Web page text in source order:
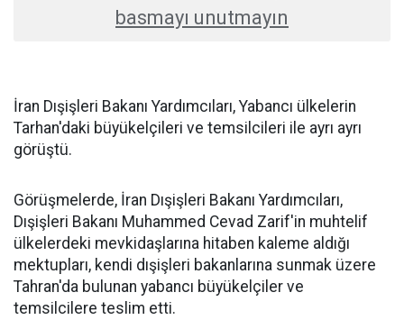
basmayı unutmayın
İran Dışişleri Bakanı Yardımcıları, Yabancı ülkelerin
Tarhan'daki büyükelçileri ve temsilcileri ile ayrı ayrı
görüştü.
Görüşmelerde, İran Dışişleri Bakanı Yardımcıları,
Dışişleri Bakanı Muhammed Cevad Zarif'in muhtelif
ülkelerdeki mevkidaşlarına hitaben kaleme aldığı
mektupları, kendi dışişleri bakanlarına sunmak üzere
Tahran'da bulunan yabancı büyükelçiler ve
temsilcilere teslim etti.